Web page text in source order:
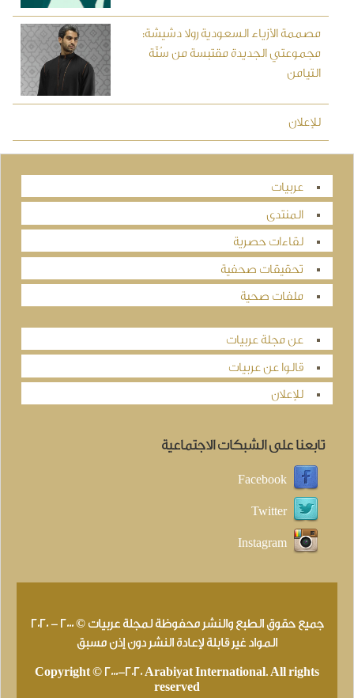
مصممة الأزياء السعودية رولا دشيشة:
مجموعتي الجديدة مقتبسة من سُنَّة
التيامن
للإعلان
عربيات
المنتدى
لقاءات حصرية
تحقيقات صحفية
ملفات صحية
عن مجلة عربيات
قالوا عن عربيات
للإعلان
تابعنا على الشبكات الاجتماعية
Facebook
Twitter
Instagram
جميع حقوق الطبع والنشر محفوظة لمجلة عربيات © 2000 - 2020
المواد غير قابلة لإعادة النشر دون إذن مسبق
Copyright © 2000-2020 Arabiyat International. All rights
reserved